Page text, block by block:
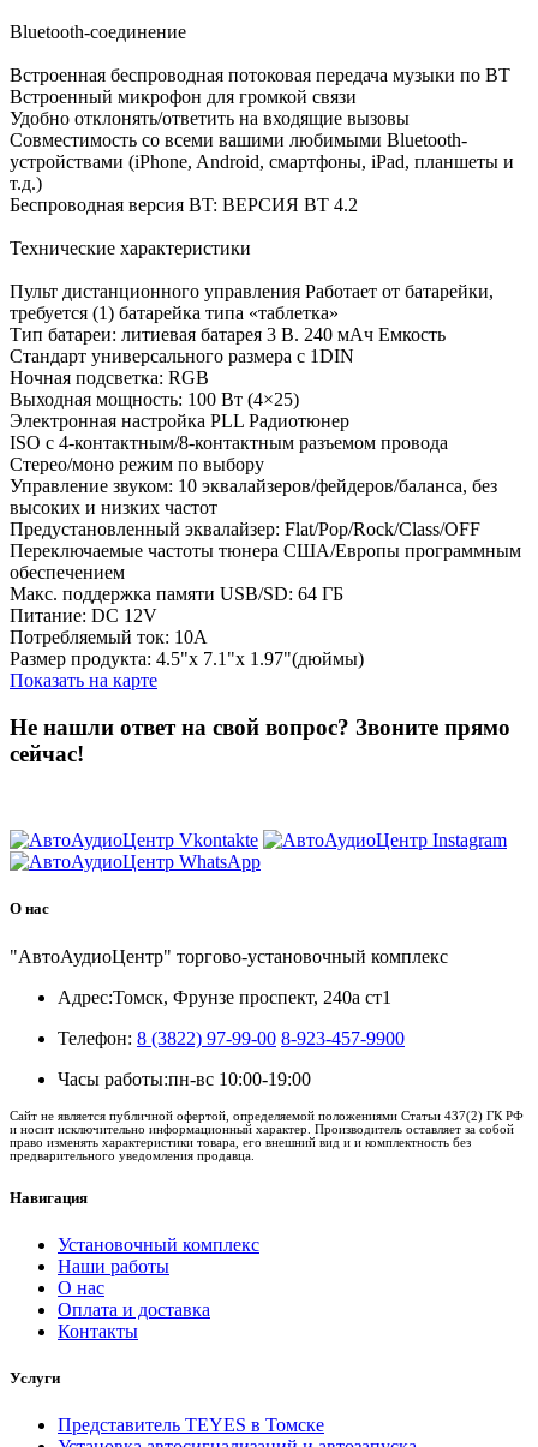
Bluetooth-соединение
Встроенная беспроводная потоковая передача музыки по BT
Встроенный микрофон для громкой связи
Удобно отклонять/ответить на входящие вызовы
Совместимость со всеми вашими любимыми Bluetooth-
устройствами (iPhone, Android, смартфоны, iPad, планшеты и
т.д.)
Беспроводная версия BT: ВЕРСИЯ BT 4.2
Технические характеристики
Пульт дистанционного управления Работает от батарейки,
требуется (1) батарейка типа «таблетка»
Тип батареи: литиевая батарея 3 В. 240 мАч Емкость
Стандарт универсального размера с 1DIN
Ночная подсветка: RGB
Выходная мощность: 100 Вт (4×25)
Электронная настройка PLL Радиотюнер
ISO с 4-контактным/8-контактным разъемом провода
Стерео/моно режим по выбору
Управление звуком: 10 эквалайзеров/фейдеров/баланса, без
высоких и низких частот
Предустановленный эквалайзер: Flat/Pop/Rock/Class/OFF
Переключаемые частоты тюнера США/Европы программным
обеспечением
Макс. поддержка памяти USB/SD: 64 ГБ
Питание: DC 12V
Потребляемый ток: 10А
Размер продукта: 4.5"x 7.1"x 1.97"(дюймы)
Показать на карте
Не нашли ответ на свой вопрос? Звоните прямо
сейчас!
О нас
"АвтоАудиоЦентр" торгово-установочный комплекс
Адрес:Томск, Фрунзе проспект, 240а ст1
Телефон: 8 (3822) 97-99-00 8-923-457-9900
Часы работы:пн-вс 10:00-19:00
Сайт не является публичной офертой, определяемой положениями Статьи 437(2) ГК РФ
и носит исключительно информационный характер. Производитель оставляет за собой
право изменять характеристики товара, его внешний вид и и комплектность без
предварительного уведомления продавца.
Навигация
Установочный комплекс
Наши работы
О нас
Оплата и доставка
Контакты
Услуги
Представитель TEYES в Томске